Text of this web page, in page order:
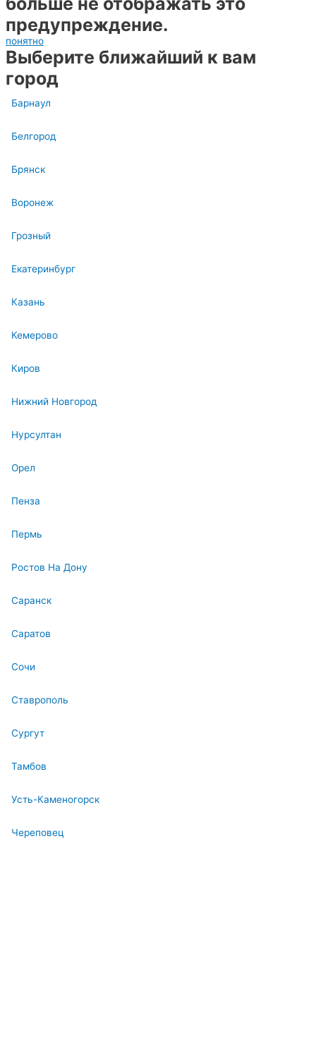
предупреждение.
понятно
Выберите ближайший к вам
город
Барнаул
Белгород
Брянск
Воронеж
Грозный
Екатеринбург
Казань
Кемерово
Киров
Нижний Новгород
Нурсултан
Орел
Пенза
Пермь
Ростов На Дону
Саранск
Саратов
Сочи
Ставрополь
Сургут
Тамбов
Усть-Каменогорск
Череповец